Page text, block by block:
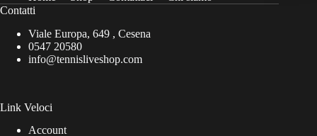
Contatti
Viale Europa, 649 , Cesena
0547 20580
info@tennisliveshop.com
Link Veloci
Account